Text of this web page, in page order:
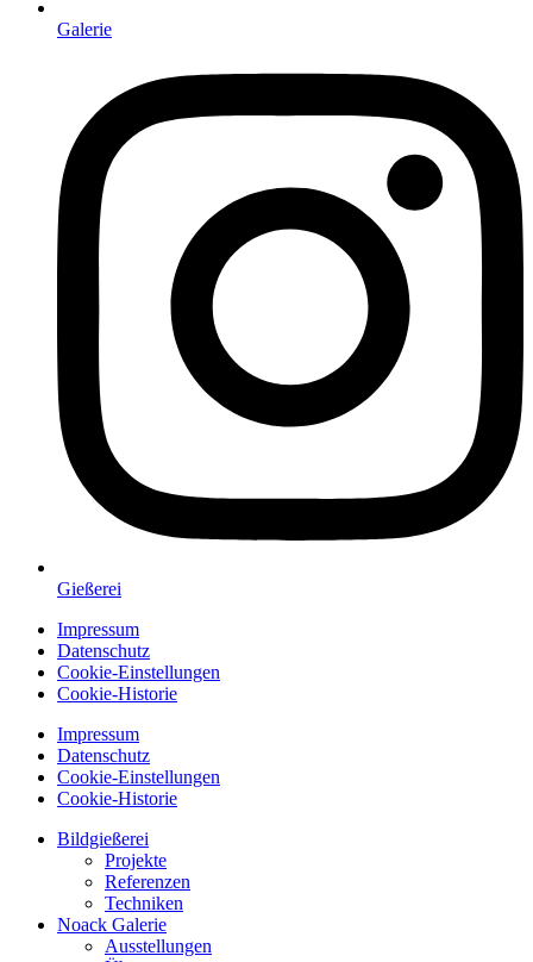
Galerie
Gießerei
Impressum
Datenschutz
Cookie-Einstellungen
Cookie-Historie
Impressum
Datenschutz
Cookie-Einstellungen
Cookie-Historie
Bildgießerei
Projekte
Referenzen
Techniken
Noack Galerie
Ausstellungen